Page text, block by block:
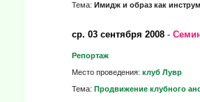
Тема: Имидж и образ как
ср. 03 сентября 2008-
Репортаж
Место проведения: клуб Лувр
Тема: Продвижение клубного